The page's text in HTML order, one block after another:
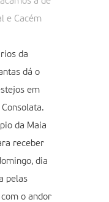
e Cacém
da
dá o
em
da Maia
receber
dia
pelas
o andor